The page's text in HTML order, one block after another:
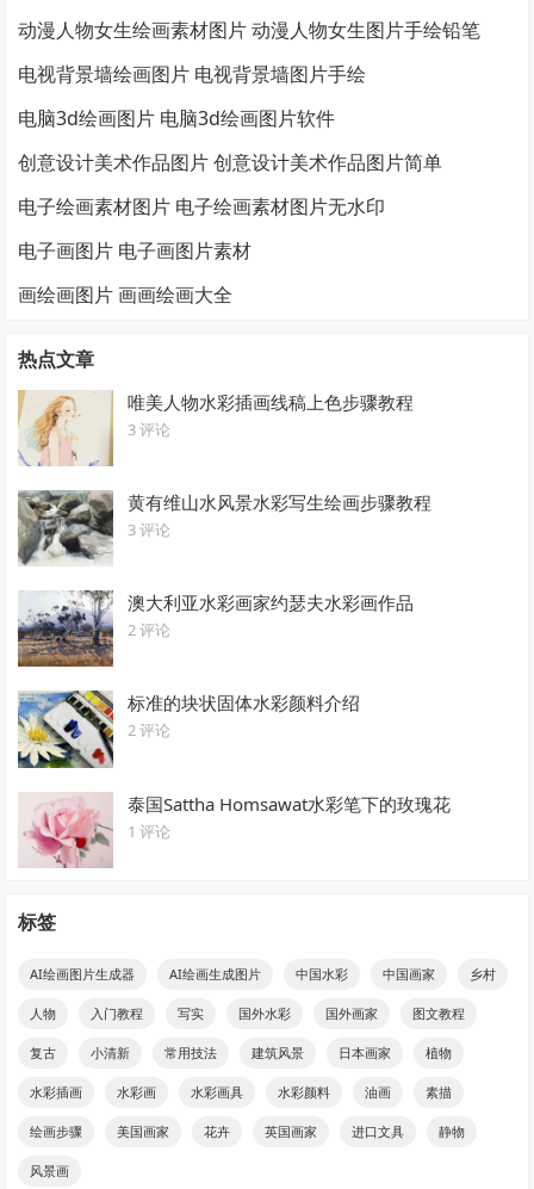
动漫人物女生绘画素材图片 动漫人物女生图片手绘铅笔
电视背景墙绘画图片 电视背景墙图片手绘
电脑3d绘画图片 电脑3d绘画图片软件
创意设计美术作品图片 创意设计美术作品图片简单
电子绘画素材图片 电子绘画素材图片无水印
电子画图片 电子画图片素材
画绘画图片 画画绘画大全
热点文章
唯美人物水彩插画线稿上色步骤教程
3 评论
黄有维山水风景水彩写生绘画步骤教程
3 评论
澳大利亚水彩画家约瑟夫水彩画作品
2 评论
标准的块状固体水彩颜料介绍
2 评论
泰国Sattha Homsawat水彩笔下的玫瑰花
1 评论
标签
AI绘画图片生成器 AI绘画生成图片 中国水彩 中国画家 乡村
人物 入门教程 写实 国外水彩 国外画家 图文教程
复古 小清新 常用技法 建筑风景 日本画家 植物
水彩插画 水彩画 水彩画具 水彩颜料 油画 素描
绘画步骤 美国画家 花卉 英国画家 进口文具 静物
风景画